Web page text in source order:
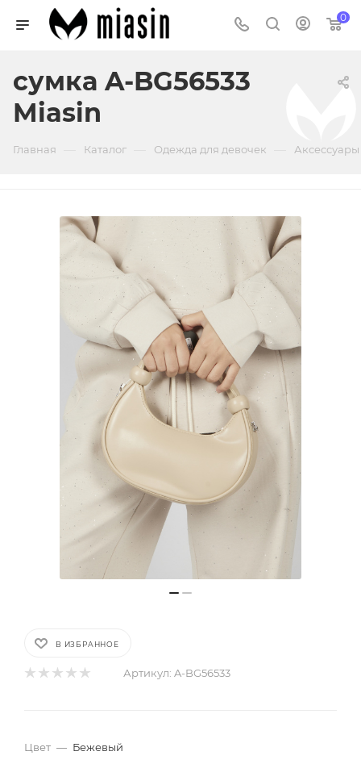
0
сумка A-BG56533
Miasin
Главная Каталог Одежда для девочек
В ИЗБРАННОЕ
Артикул: A-BG56533
Цвет — Бежевый